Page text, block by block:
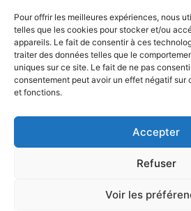
Pour offrir les meilleures expériences, nous
telles que les cookies pour stocker et/ou
appareils. Le fait de consentir à ces
traiter des données telles que le
uniques sur ce site. Le fait de ne pas
consentement peut avoir un effet négatif sur
et fonctions.
Accepter
Refuser
Voir les
© Gouvernement du
Plan du site
Accessibilité
Accès à
Déclaration de